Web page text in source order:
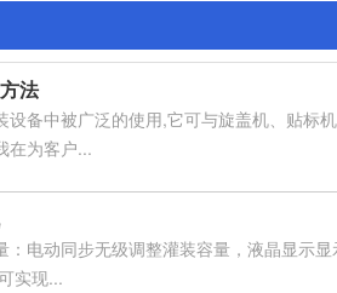
法
设备中被广泛的使用,它可与旋盖机、贴标机
在为客户...
电动同步无级调整灌装容量，液晶显示显
实现...